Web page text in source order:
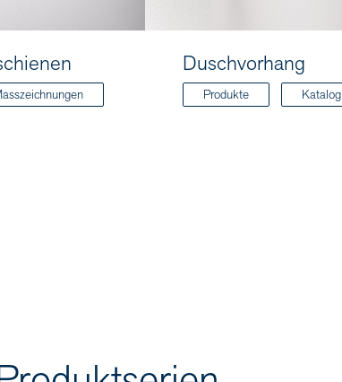
Duschvorhang
Produkte Katalog